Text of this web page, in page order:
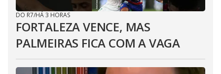
DO R7/HÁ 3 HORAS
FORTALEZA VENCE, MAS
PALMEIRAS FICA COM A VAGA